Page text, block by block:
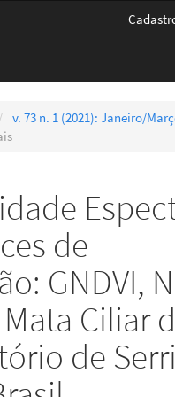
v. 73 n. 1 (2021): Janeiro/
de
GNDVI,
Mata Ciliar
de